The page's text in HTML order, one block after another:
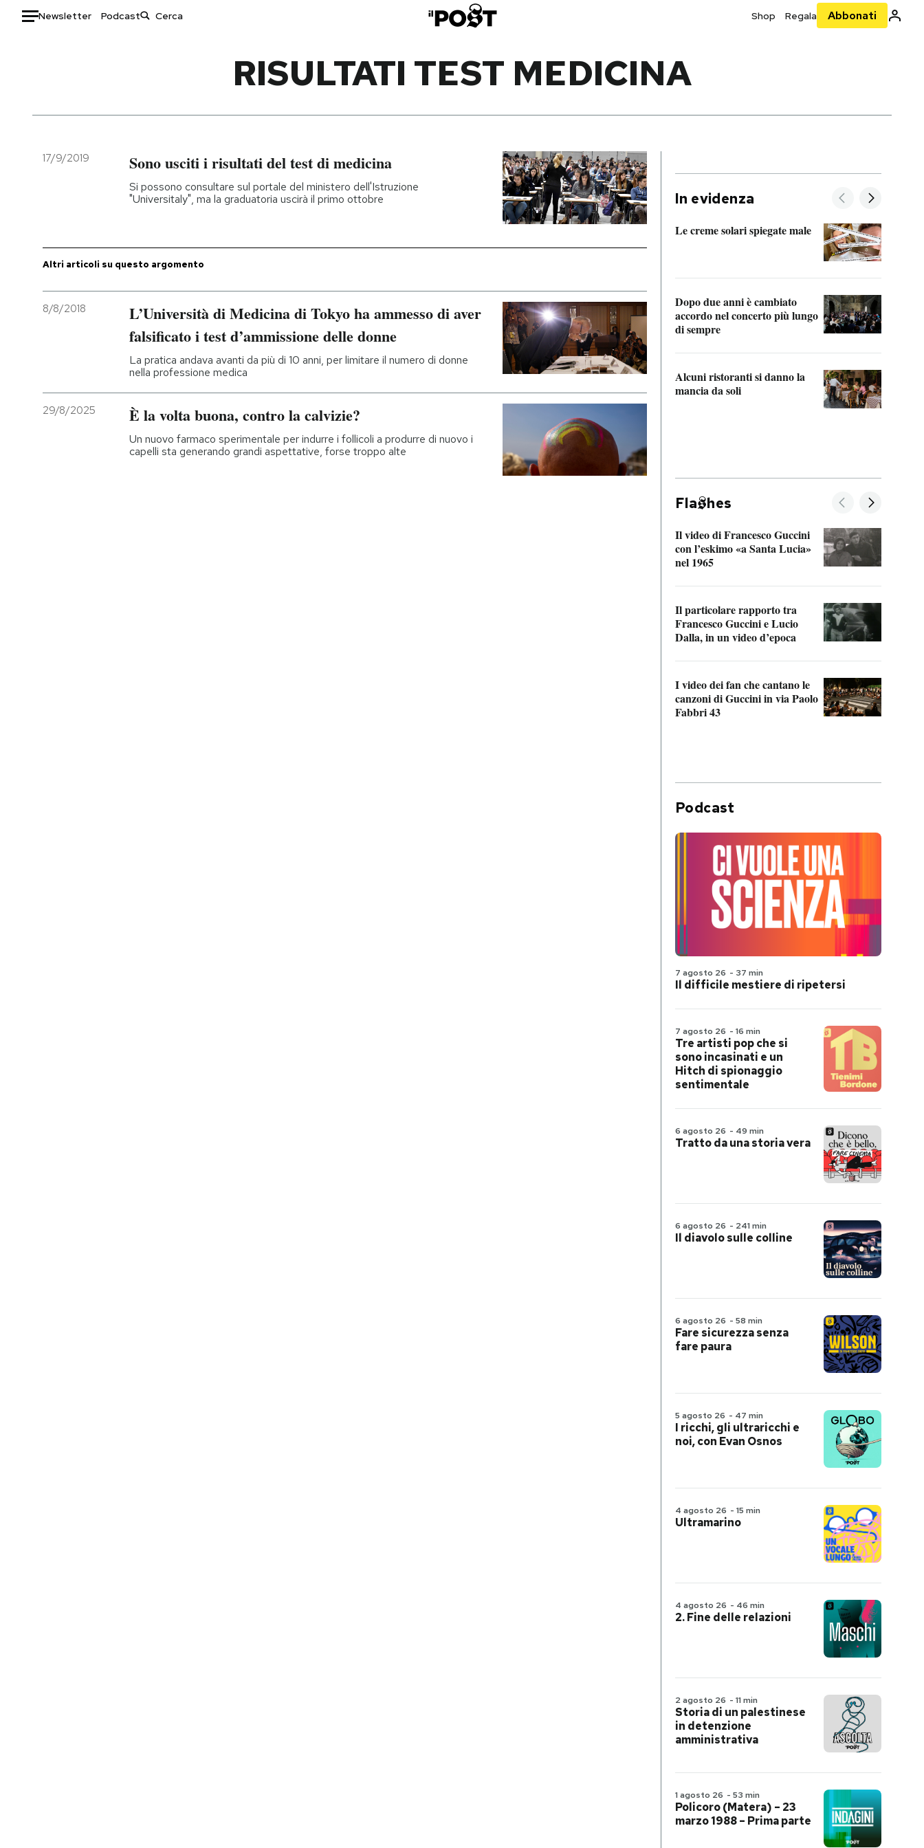
Newsletter Podcast Shop Regala Abbonati
Italia
Politica
Moda
Ok Boomer!
RISULTATI TEST MEDICINA
17/9/2019 Sono usciti i risultati del test di medicina
Si possono consultare sul portale del ministero dell'Istruzione
"Universitaly", ma la graduatoria uscirà il primo ottobre
Altri articoli su questo argomento
8/8/2018
L’Università di Medicina di Tokyo ha ammesso di aver
falsificato i test d’ammissione delle donne
La pratica andava avanti da più di 10 anni, per limitare il numero di donne
nella professione medica
29/8/2025 È la volta buona, contro la calvizie?
Un nuovo farmaco sperimentale per indurre i follicoli a produrre di nuovo i
capelli sta generando grandi aspettative, forse troppo alte
In evidenza
Le creme solari spiegate male
Dopo due anni è cambiato
accordo nel concerto più lungo
di sempre
Alcuni ristoranti si danno la
mancia da soli
Fla hes
Il video di Francesco Guccini
con l’eskimo «a Santa Lucia»
nel 1965
Il particolare rapporto tra
Francesco Guccini e Lucio
Dalla, in un video d’epoca
I video dei fan che cantano le
canzoni di Guccini in via Paolo
Fabbri 43
Podcast
7 agosto 26 - 37 min
Il difficile mestiere di ripetersi
7 agosto 26 - 16 min
Tre artisti pop che si
sono incasinati e un
Hitch di spionaggio
sentimentale
6 agosto 26 - 49 min
Tratto da una storia vera
6 agosto 26 - 241 min
Il diavolo sulle colline
6 agosto 26 - 58 min
Fare sicurezza senza
fare paura
5 agosto 26 - 47 min
I ricchi, gli ultraricchi e
noi, con Evan Osnos
4 agosto 26 - 15 min
Ultramarino
4 agosto 26 - 46 min
2. Fine delle relazioni
2 agosto 26 - 11 min
Storia di un palestinese
in detenzione
amministrativa
1 agosto 26 - 53 min
Policoro (Matera) – 23
marzo 1988 – Prima parte